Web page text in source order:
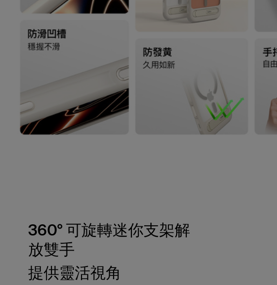
360° 可旋轉迷你支架解
放雙手
提供靈活視角